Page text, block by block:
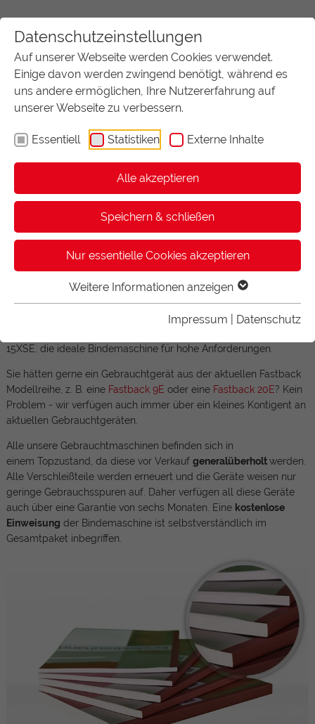
Datenschutzeinstellungen
Auf unserer Webseite werden Cookies verwendet.
Einige davon werden zwingend benötigt, während es
uns andere ermöglichen, Ihre Nutzererfahrung auf
unserer Webseite zu verbessern.
Essentiell Statistiken Externe Inhalte
Alle akzeptieren
Speichern & schließen
Nur essentielle Cookies akzeptieren
Weitere Informationen anzeigen
Impressum Datenschutz
BINDEMASCHINEN AKTUELL:
GEBRAUCHTGERÄTE – FB9XE, FB11E, FB15XSE
Unsere gebrauchten Bindemaschinen
Gebrauchtgeräte in Topzustand
Wir verfügen über diverse Gebrauchtgeräte aus allen
Leistungskategorien. Angefangen bei der Fastback 9xE, die
15XSE, die ideale Bindemaschine für hohe Anforderungen.
Sie hätten gerne ein Gebrauchtgerät aus der aktuellen Fastback
Modellreihe, z. B. eine Fastback 9E oder eine Fastback 20E? Kein
Problem - wir verfügen auch immer über ein kleines Kontigent an
aktuellen Gebrauchtgeräten.
Alle unsere Gebrauchtmaschinen befinden sich in
einem Topzustand, da diese vor Verkauf generalüberholtwerden.
Alle Verschleißteile werden erneuert und die Geräte weisen nur
geringe Gebrauchsspuren auf. Daher verfügen all diese Geräte
auch über eine Garantie von sechs Monaten. Eine kostenlose
Einweisung der Bindemaschine ist selbstverständlich im
Gesamtpaket inbegriffen.